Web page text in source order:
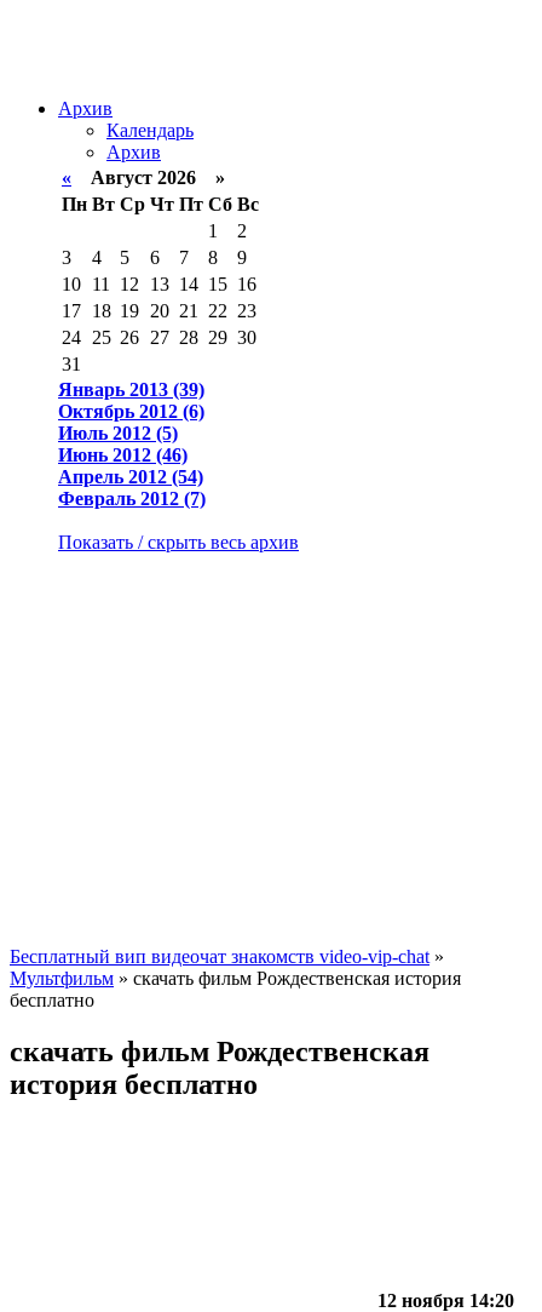
Архив
Календарь
Архив
« Август 2026 »
Пн Вт Ср Чт Пт Сб Вс
1
2
3
4 5 6 7 8
9
10 11 12 13 14 15 16
17 18 19 20 21 22 23
24 25 26 27 28 29 30
31
Январь 2013 (39)
Октябрь 2012 (6)
Июль 2012 (5)
Июнь 2012 (46)
Апрель 2012 (54)
Февраль 2012 (7)
Показать / скрыть весь архив
Бесплатный вип видеочат знакомств video-vip-chat »
Мультфильм » скачать фильм Рождественская история
бесплатно
скачать фильм Рождественская
история бесплатно
12 ноября 14:20